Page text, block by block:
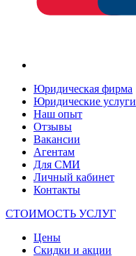
Юридическая фирма
Юридические услуги
Наш опыт
Отзывы
Вакансии
Агентам
Для СМИ
Личный кабинет
Контакты
СТОИМОСТЬ УСЛУГ
Цены
Скидки и акции